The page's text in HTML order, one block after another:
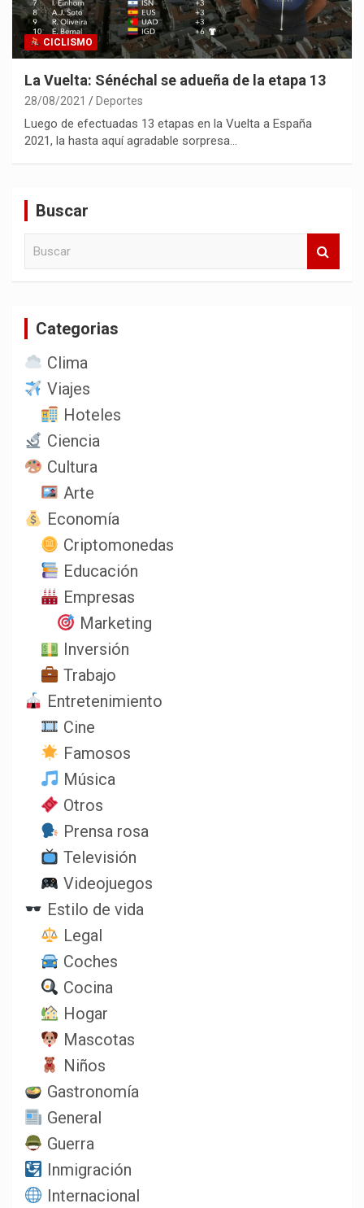
CICLISMO
La Vuelta: Sénéchal se adueña de la etapa 13
28/08/2021 Deportes
Luego de efectuadas 13 etapas en la Vuelta a España
2021, la hasta aquí agradable sorpresa…
Buscar
Categorias
Clima
Viajes
Hoteles
Ciencia
Cultura
Arte
Economía
Criptomonedas
Educación
Empresas
Marketing
Inversión
Trabajo
Entretenimiento
Cine
Famosos
Música
Otros
Prensa rosa
Televisión
Videojuegos
Estilo de vida
Legal
Coches
Cocina
Hogar
Mascotas
Niños
Gastronomía
General
Guerra
Inmigración
Internacional